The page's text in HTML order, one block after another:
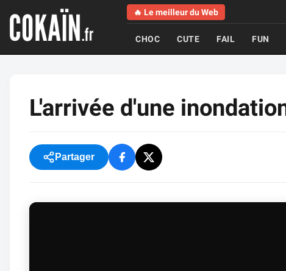
🔥 Le meilleur du Web
CHOC CUTE FAIL FUN
L'arrivée d'une
Partager